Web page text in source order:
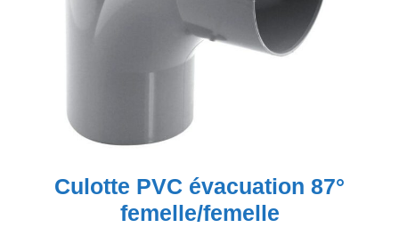
Culotte PVC évacuation 87°
femelle/femelle